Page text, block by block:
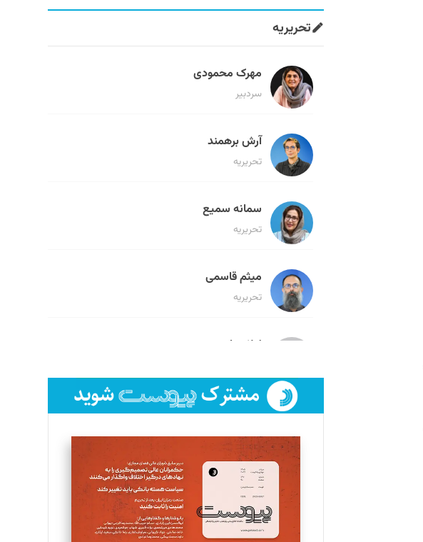
تحریریه
مهرک محمودی
سردبیر
آرش برهمند
تحریریه
سمانه سمیع
تحریریه
میثم قاسمی
تحریریه
لیلا حنارود
فائزه فتحی رستمی
تحریریه
سروش کرمیان
تحریریه